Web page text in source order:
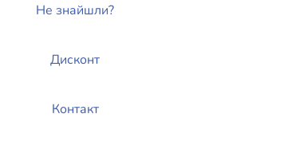
Не знайшли?
Дисконт
Контакт